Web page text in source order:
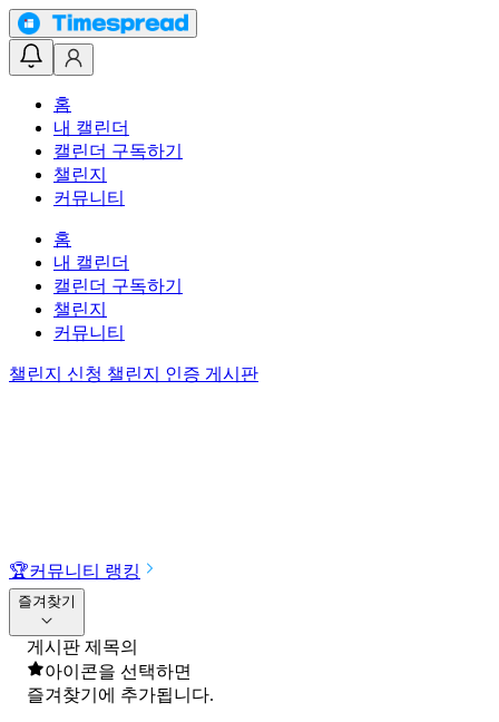
홈
내 캘린더
캘린더 구독하기
챌린지
커뮤니티
홈
내 캘린더
캘린더 구독하기
챌린지
커뮤니티
챌린지 신청 챌린지 인증 게시판
🏆커뮤니티 랭킹
즐겨찾기
게시판 제목의
아이콘을 선택하면
즐겨찾기에 추가됩니다.